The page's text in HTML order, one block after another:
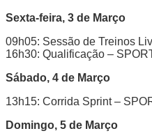
Sexta-feira, 3 de Março
09h05: Sessão de Treinos
16h30: Qualificação –
Sábado, 4 de Março
13h15: Corrida Sprint –
Domingo, 5 de Março